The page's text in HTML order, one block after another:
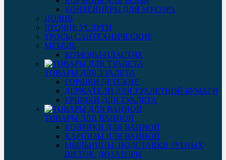
КОНТЕЙНЕРЫ ДЛЯ МУСОРА
ПОЛИВ
ПРОЧИЕ УСЛУГИ
ТРОСЫ САНТЕХНИЧЕСКИЕ
МЕБЕЛЬ
КОМОДЫ-ПЛАСТИК
ТОВАРЫ ДЛЯ ТУАЛЕТА
ГОРШКИ ДЕТСКИЕ
ДЕРЖАТЕЛИ ДЛЯ ТУАЛЕТНОЙ БУМАГИ
ЕРШИКИ ДЛЯ ТУАЛЕТА
ТОВАРЫ ДЛЯ ВАННОЙ
КОВРИКИ ДЛЯ ВАННОЙ
КАРНИЗЫ ДЛЯ ВАННОЙ
МЫЛЬНИЦЫ, ПОДСТАВКИ ЗУБНЫХ
ЩЕТОК, ДОЗАТОРЫ